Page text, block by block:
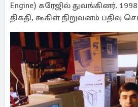
Engine) கரேஜில் துவங்கினர்.
திகதி, கூகிள் நிறுவனம் பதிவு